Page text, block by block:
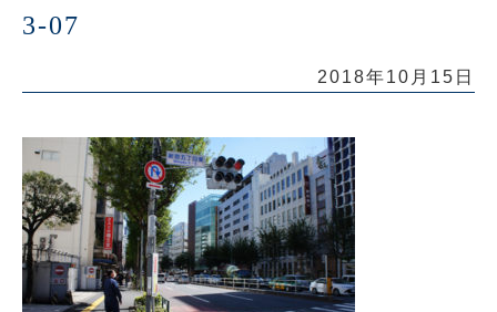
3-07
2018年10月15日